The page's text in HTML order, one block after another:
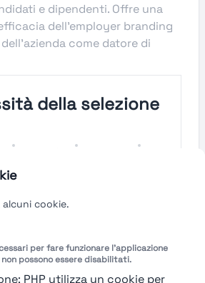
cookie.
per fare funzionare l'applicazione
possono essere disabilitati.
PHP utilizza un cookie per
e dipendenti. Offre una
dell'employer branding
come datore di
della selezione
del processo di
Breve Lungo
Molto